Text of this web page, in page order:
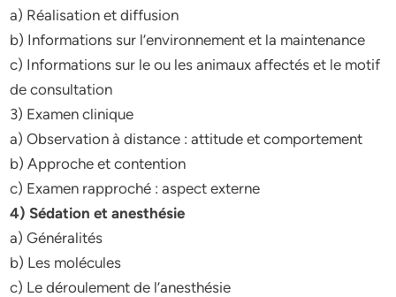
a) Réalisation et diffusion
b) Informations sur l’environnement et la maintenance
c) Informations sur le ou les animaux affectés et le motif
de consultation
3) Examen clinique
a) Observation à distance : attitude et comportement
b) Approche et contention
c) Examen rapproché : aspect externe
4) Sédation et anesthésie
a) Généralités
b) Les molécules
c) Le déroulement de l’anesthésie